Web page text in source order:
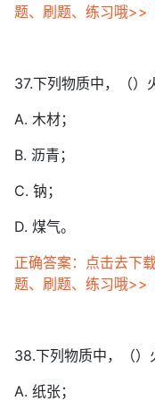
题、刷题、练习哦>>
37.下列物质中，（）
A. 木材；
B. 沥青；
C. 钠；
D. 煤气。
正确答案：点击去下
题、刷题、练习哦>>
38.下列物质中，（）
A. 纸张；